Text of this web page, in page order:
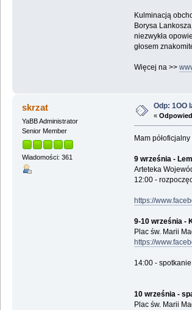
Kulminacją
Borysa
niezwykła
głosem
Więcej na >>
skrzat
YaBB Administrator
Senior Member
Wiadomości: 361
Odp: 1OO
«
Mam
9 września -
Arteteka
12:00 -
https://
9-10 września -
Plac św. Marii
https://
14:00 -
10 września -
Plac św. Marii